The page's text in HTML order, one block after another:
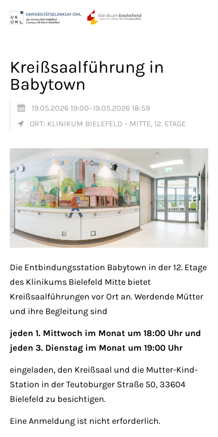
Anmelden
Register| Lost your password?
Support
24h/ 365days
We offer support for our customers
Get in touch
Cybersteel Inc.
376-293 City Road, Suite 600
Kreißsaalführung in
Babytown
19.05.2026 19:00–19.05.2026 18:59
ORT: KLINIKUM BIELEFELD - MITTE, 12. ETAGE
Die Entbindungsstation Babytown in der 12. Etage
des Klinikums Bielefeld Mitte bietet
Kreißsaalführungen vor Ort an. Werdende Mütter
und ihre Begleitung sind
jeden 1. Mittwoch im Monat um 18:00 Uhr und
jeden 3. Dienstag im Monat um 19:00 Uhr
eingeladen, den Kreißsaal und die Mutter-Kind-
Station in der Teutoburger Straße 50, 33604
Bielefeld zu besichtigen.
Eine Anmeldung ist nicht erforderlich.